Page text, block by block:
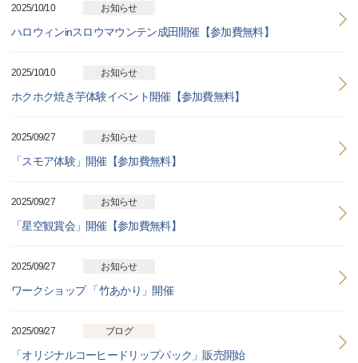
2025/10/10 お知らせ
ハロウィンinスロウマウンテン成田開催【参加費無料】
2025/10/10 お知らせ
ホクホク焼き芋体験イベント開催【参加費無料】
2025/09/27 お知らせ
「スモア体験」開催【参加費無料】
2025/09/27 お知らせ
「星空観賞会」開催【参加費無料】
2025/09/27 お知らせ
ワークショップ 「竹あかり」開催
2025/09/27 ブログ
「オリジナルコーヒードリップパック」販売開始